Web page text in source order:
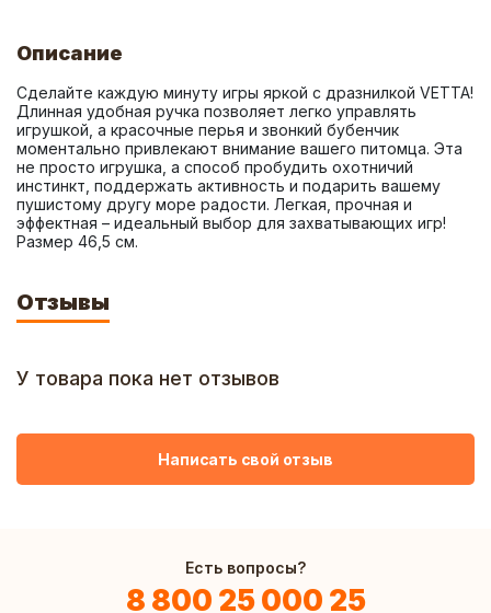
Описание
Сделайте каждую минуту игры яркой с дразнилкой VETTA!
Длинная удобная ручка позволяет легко управлять
игрушкой, а красочные перья и звонкий бубенчик
моментально привлекают внимание вашего питомца. Эта
не просто игрушка, а способ пробудить охотничий
инстинкт, поддержать активность и подарить вашему
пушистому другу море радости. Легкая, прочная и
эффектная – идеальный выбор для захватывающих игр!
Размер 46,5 см.
Отзывы
У товара пока нет отзывов
Написать свой отзыв
Есть вопросы?
8 800 25 000 25